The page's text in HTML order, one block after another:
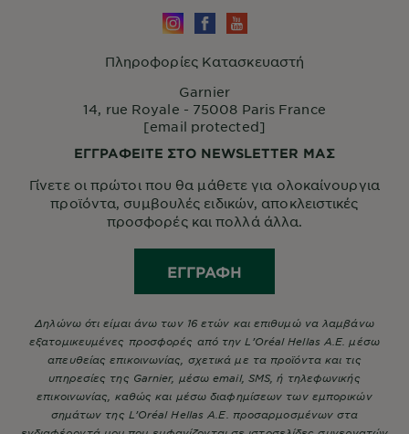
Πληροφορίες Κατασκευαστή
Garnier
14, rue Royale - 75008 Paris France
[email protected]
ΕΓΓΡΑΦΕΙΤΕ ΣΤΟ NEWSLETTER ΜΑΣ
Γίνετε οι πρώτοι που θα μάθετε για ολοκαίνουργια
προϊόντα, συμβουλές ειδικών, αποκλειστικές
προσφορές και πολλά άλλα.
ΕΓΓΡΑΦΉ
Δηλώνω ότι είμαι άνω των 16 ετών και επιθυμώ να λαμβάνω
εξατομικευμένες προσφορές από την L’Oréal Hellas A.E. μέσω
απευθείας επικοινωνίας, σχετικά με τα προϊόντα και τις
υπηρεσίες της Garnier, μέσω email, SMS, ή τηλεφωνικής
επικοινωνίας, καθώς και μέσω διαφημίσεων των εμπορικών
σημάτων της L’Oréal Hellas A.E. προσαρμοσμένων στα